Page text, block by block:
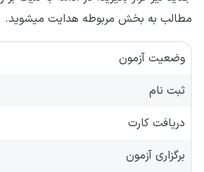
مطالب به بخش مربوطه هدایت میشوید.
وضعیت آزمون
ثبت نام
دریافت کارت
برگزاری آزمون